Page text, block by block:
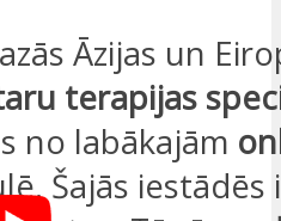
Āzijas un
terapijas
no labākajām
Šajās iestādēs